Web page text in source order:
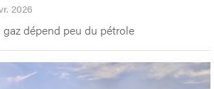
2026
dépend peu du pétrole